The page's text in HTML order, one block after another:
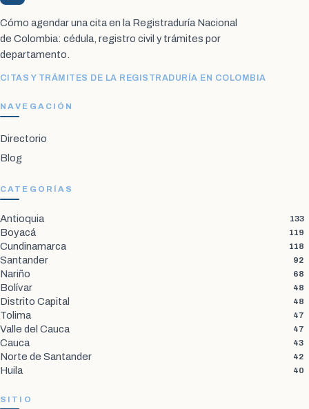
Cómo agendar una cita en la Registraduría Nacional
de Colombia: cédula, registro civil y trámites por
departamento.
CITAS Y TRÁMITES DE LA REGISTRADURÍA EN COLOMBIA
NAVEGACIÓN
Directorio
Blog
CATEGORÍAS
Antioquia 133
Boyacá 119
Cundinamarca 118
Santander 92
Nariño 68
Bolívar 48
Distrito Capital 48
Tolima 47
Valle del Cauca 47
Cauca 43
Norte de Santander 42
Huila 40
SITIO